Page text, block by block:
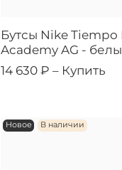
Бутсы Nike Tiempo
Academy AG -
14 630 ₽ – Купить
Новое В наличии